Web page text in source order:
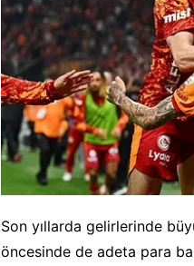
Son yıllarda gelirlerinde
öncesinde de adeta para